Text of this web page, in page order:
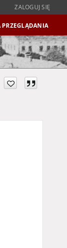
ZALOGUJ SIĘ
PRZEGLĄDANIA